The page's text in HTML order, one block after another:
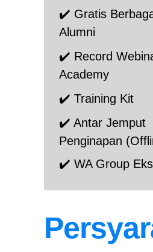
✔️ Gratis
Alumni
✔️ Record
Academy
✔️ Training Kit
✔️ Antar Jemput
Penginapan
✔️ WA Group E